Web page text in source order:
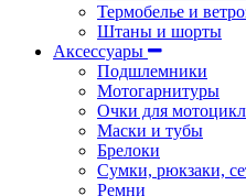
Термобелье и
Штаны и шорты
Аксессуары
Подшлемники
Мотогарнитуры
Очки для
Маски и тубы
Брелоки
Сумки, рюкзаки,
Ремни